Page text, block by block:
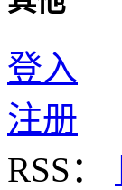
登入
注册
RSS：